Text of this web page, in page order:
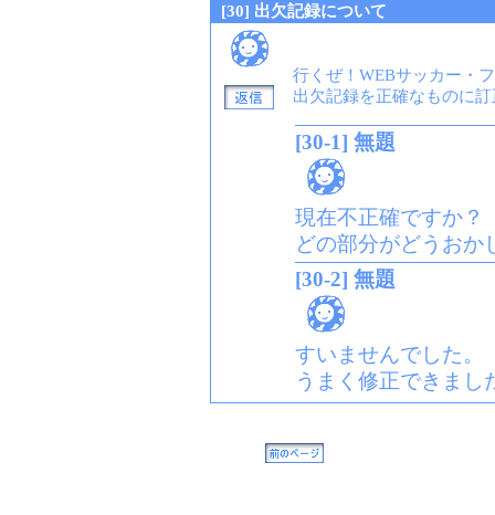
[30] 出欠記録について
行くぜ！WEBサッカー・
出欠記録を正確なものに
[30-1] 無題
現在不正確ですか？
どの部分がどうおか
[30-2] 無題
すいませんでした。
うまく修正できま